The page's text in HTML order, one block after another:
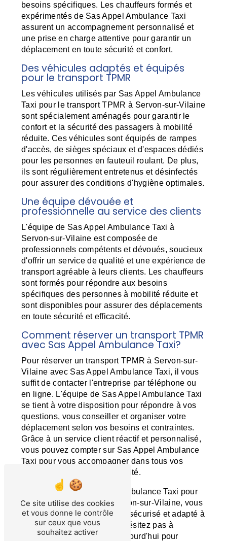
besoins spécifiques. Les chauffeurs formés et
expérimentés de Sas Appel Ambulance Taxi
assurent un accompagnement personnalisé et
une prise en charge attentive pour garantir un
déplacement en toute sécurité et confort.
Des véhicules adaptés et équipés
pour le transport TPMR
Les véhicules utilisés par Sas Appel Ambulance
Taxi pour le transport TPMR à Servon-sur-Vilaine
sont spécialement aménagés pour garantir le
confort et la sécurité des passagers à mobilité
réduite. Ces véhicules sont équipés de rampes
d'accès, de sièges spéciaux et d'espaces dédiés
pour les personnes en fauteuil roulant. De plus,
ils sont régulièrement entretenus et désinfectés
pour assurer des conditions d'hygiène optimales.
Une équipe dévouée et
professionnelle au service des clients
L'équipe de Sas Appel Ambulance Taxi à
Servon-sur-Vilaine est composée de
professionnels compétents et dévoués, soucieux
d'offrir un service de qualité et une expérience de
transport agréable à leurs clients. Les chauffeurs
sont formés pour répondre aux besoins
spécifiques des personnes à mobilité réduite et
sont disponibles pour assurer des déplacements
en toute sécurité et efficacité.
Comment réserver un transport TPMR
avec Sas Appel Ambulance Taxi?
Pour réserver un transport TPMR à Servon-sur-
Vilaine avec Sas Appel Ambulance Taxi, il vous
suffit de contacter l'entreprise par téléphone ou
en ligne. L'équipe de Sas Appel Ambulance Taxi
se tient à votre disposition pour répondre à vos
questions, vous conseiller et organiser votre
déplacement selon vos besoins et contraintes.
Grâce à un service client réactif et personnalisé,
vous pouvez compter sur Sas Appel Ambulance
Taxi pour vous accompagner dans tous vos
déplacements en toute sérénité.
En choisissant Sas Appel Ambulance Taxi pour
votre transport TPMR à Servon-sur-Vilaine, vous
optez pour un service fiable, sécurisé et adapté à
vos besoins spécifiques. N'hésitez pas à
contacter l'entreprise dès aujourd'hui pour
Ce site utilise des cookies
et vous donne le contrôle
sur ceux que vous
souhaitez activer